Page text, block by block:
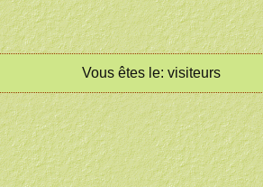
Vous êtes le: visiteurs